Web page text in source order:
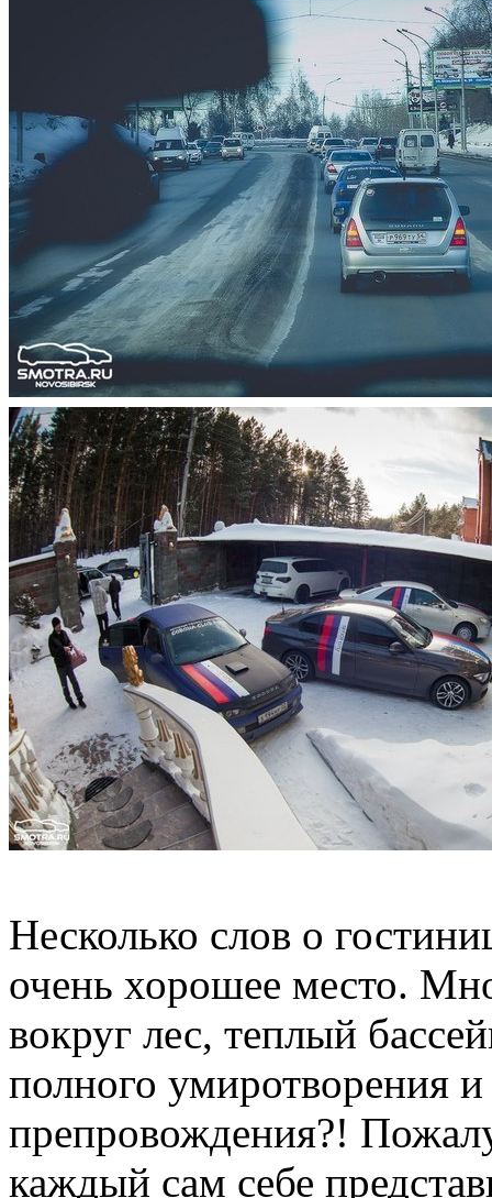
Несколько слов о
очень хорошее место.
вокруг лес, теплый
полного умиротворения
препровождения?!
каждый сам себе